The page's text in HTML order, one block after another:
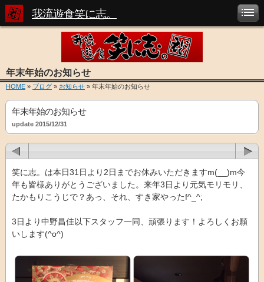
我流遊食笑に志。
年末年始のお知らせ
HOME » ブログ » お知らせ » 年末年始のお知らせ
年末年始のお知らせ
update 2015/12/31
笑に志。は本日31日より2日までお休みいただきますm(__)m今
年も皆様ありがとうございました。来年3日より元気モリモリ、
たかもりこうじで？あっ、それ、すき家やったf^_^;
3日より中野昌佳以下スタッフ一同、頑張ります！よろしくお願
いします(^o^)